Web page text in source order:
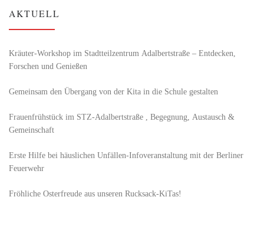
AKTUELL
Kräuter-Workshop im Stadtteilzentrum Adalbertstraße – Entdecken,
Forschen und Genießen
Gemeinsam den Übergang von der Kita in die Schule gestalten
Frauenfrühstück im STZ-Adalbertstraße , Begegnung, Austausch &
Gemeinschaft
Erste Hilfe bei häuslichen Unfällen-Infoveranstaltung mit der Berliner
Feuerwehr
Fröhliche Osterfreude aus unseren Rucksack-KiTas!